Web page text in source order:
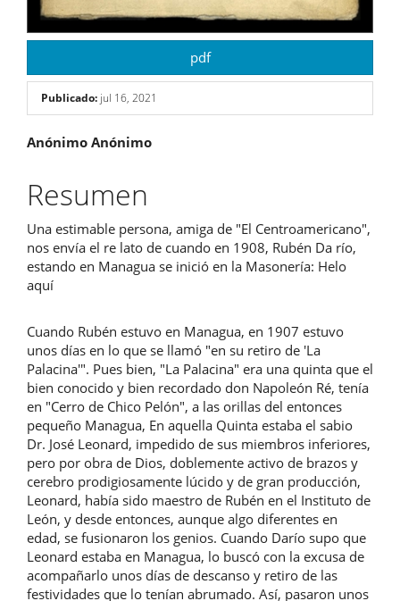
pdf
Publicado: jul 16, 2021
Contenido
principal
del
artículo
Anónimo Anónimo
Resumen
Una estimable persona, amiga de "El Centroamericano",
nos envía el re lato de cuando en 1908, Rubén Da río,
estando en Managua se inició en la Masonería: Helo
aquí
Cuando Rubén estuvo en Managua, en 1907 estuvo
unos días en lo que se llamó "en su retiro de 'La
Palacina'". Pues bien, "La Palacina" era una quinta que el
bien conocido y bien recordado don Napoleón Ré, tenía
en "Cerro de Chico Pelón", a las orillas del entonces
pequeño Managua, En aquella Quinta estaba el sabio
Dr. José Leonard, impedido de sus miembros inferiores,
pero por obra de Dios, doblemente activo de brazos y
cerebro prodigiosamente lúcido y de gran producción,
Leonard, había sido maestro de Rubén en el Instituto de
León, y desde entonces, aunque algo diferentes en
edad, se fusionaron los genios. Cuando Darío supo que
Leonard estaba en Managua, lo buscó con la excusa de
acompañarlo unos días de descanso y retiro de las
festividades que lo tenían abrumado. Así, pasaron unos